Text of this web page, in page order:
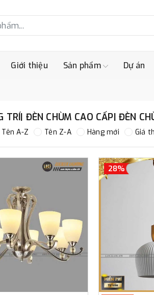
Giới thiệu Sản phẩm Dự án
TRÍ| ĐÈN CHÙM CAO CẤP| ĐÈN
Tên A-Z Tên Z-A Hàng mới Giá
28%